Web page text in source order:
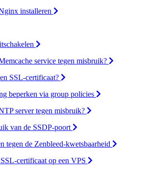
installeren
service tegen misbruik?
SSL-certificaat?
beperken via group policies
server tegen misbruik?
van de SSDP-poort
tegen de Zenbleed-kwetsbaarheid
certificaat op een VPS